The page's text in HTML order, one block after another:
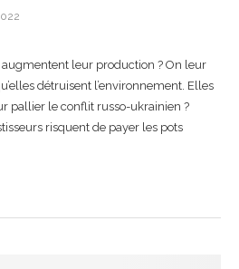
leur production ? On leur
détruisent l’environnement. Elles
pallier le conflit russo-ukrainien ?
risquent de payer les pots